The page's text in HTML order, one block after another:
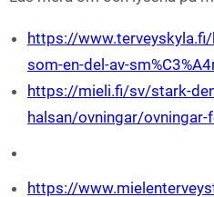
https://
som-en-del-av-
https://mieli.fi/sv/stark-
halsan/ovningar/
https://